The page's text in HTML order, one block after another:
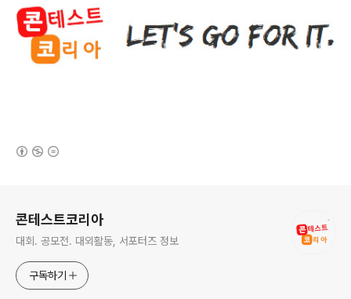
콘테스트코리아
대회. 공모전. 대외활동, 서포터즈 정보
구독하기